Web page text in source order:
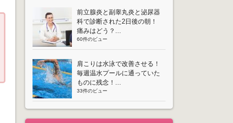
前立腺炎と副睾丸炎と泌尿器
科で診断された2日後の朝！
痛みはどう？...
60件のビュー
肩こりは水泳で改善させる！
毎週温水プールに通っていた
ものに残念！...
33件のビュー